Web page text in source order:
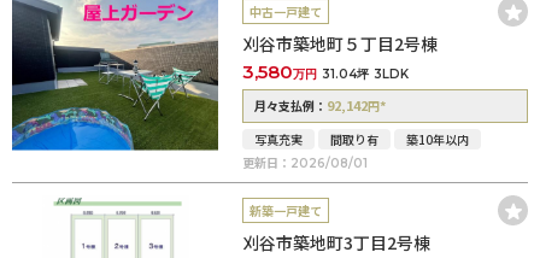
中古一戸建て
刈谷市築地町５丁目2号棟
3,580万円 31.04坪 3LDK
月々支払例： 92,142円*
写真充実 間取り有
築10年以内
更新日： 2026/08/01
新築一戸建て
刈谷市築地町3丁目2号棟